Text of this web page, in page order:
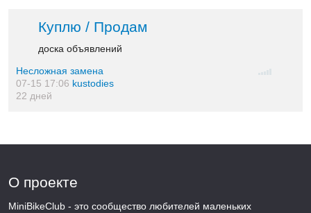
Куплю / Продам
доска объявлений
Несложная замена
07-15 17:06 kustodies
22 дней
О проекте
MiniBikeClub - это сообщество любителей маленьких